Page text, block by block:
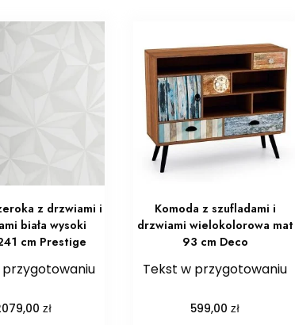
z drzwiami i
biała wysoki
cm Prestige
zł
Komoda z szufladami i
drzwiami wielokolorowa mat
93 cm Deco
Tekst w przygotowaniu
599,00zł